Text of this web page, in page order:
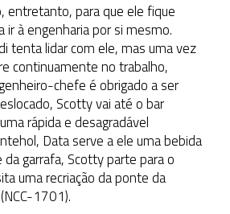
entretanto, para que ele fique
ir à engenharia por si mesmo.
tenta lidar com ele, mas uma vez
continuamente no trabalho,
chefe é obrigado a ser
Scotty vai até o bar
rápida e desagradável
Data serve a ele uma bebida
da garrafa, Scotty parte para o
uma recriação da ponte da
1701).